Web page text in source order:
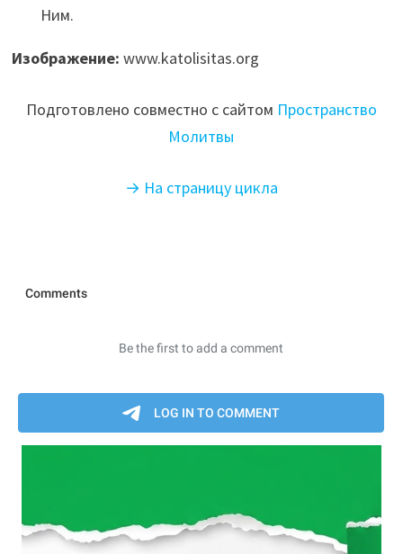
Ним.
Изображение: www.katolisitas.org
Подготовлено совместно с сайтом Пространство
Молитвы
→ На страницу цикла